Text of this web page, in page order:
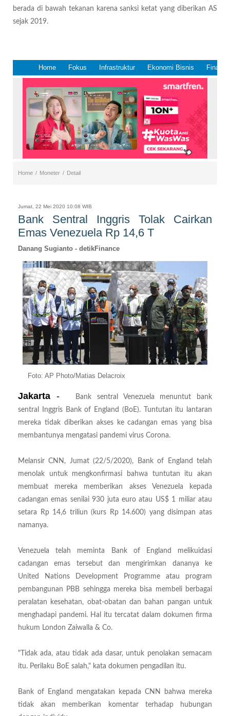
berada di bawah tekanan karena sanksi ketat yang diberikan AS
sejak 2019.
Home Fokus Infrastruktur Ekonomi Bisnis
Home / Moneter / Detail
Jumat, 22 Mei 2020 10:08 WIB
Bank Sentral Inggris Tolak Cairkan
Emas Venezuela Rp 14,6 T
Danang Sugianto - detikFinance
Foto: AP Photo/Matias Delacroix
Jakarta -
Bank sentral Venezuela menuntut bank
sentral Inggris Bank of England (BoE). Tuntutan itu lantaran
mereka tidak diberikan akses ke cadangan emas yang bisa
membantunya mengatasi pandemi virus Corona.
Melansir CNN, Jumat (22/5/2020), Bank of England telah
menolak untuk mengkonfirmasi bahwa tuntutan itu akan
membuat mereka memberikan akses Venezuela kepada
cadangan emas senilai 930 juta euro atau US$ 1 miliar atau
setara Rp 14,6 triliun (kurs Rp 14.600) yang disimpan atas
namanya.
Venezuela telah meminta Bank of England melikuidasi
cadangan emas tersebut dan mengirimkan dananya ke
United Nations Development Programme atau program
pembangunan PBB sehingga mereka bisa membeli berbagai
peralatan kesehatan, obat-obatan dan bahan pangan untuk
menghadapi pandemi. Hal itu tercatat dalam dokumen firma
hukum London Zaiwalla & Co.
"Tidak ada, atau tidak ada dasar, untuk penolakan semacam
itu. Perilaku BoE salah," kata dokumen pengadilan itu.
Bank of England mengatakan kepada CNN bahwa mereka
tidak akan memberikan komentar terhadap hubungan